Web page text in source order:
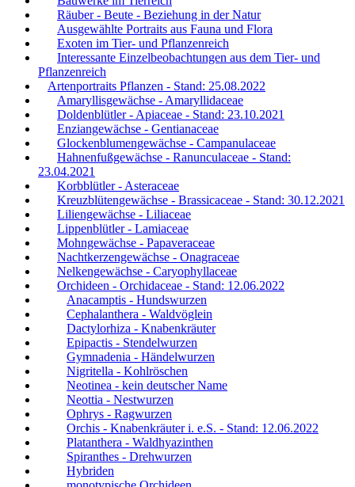
Räuber - Beute - Beziehung in der Natur
Ausgewählte Portraits aus Fauna und Flora
Exoten im Tier- und Pflanzenreich
Interessante Einzelbeobachtungen aus dem Tier- und
Pflanzenreich
Artenportraits Pflanzen - Stand: 25.08.2022
Amaryllisgewächse - Amaryllidaceae
Doldenblütler - Apiaceae - Stand: 23.10.2021
Enziangewächse - Gentianaceae
Glockenblumengewächse - Campanulaceae
Hahnenfußgewächse - Ranunculaceae - Stand:
23.04.2021
Korbblütler - Asteraceae
Kreuzblütengewächse - Brassicaceae - Stand: 30.12.2021
Liliengewächse - Liliaceae
Lippenblütler - Lamiaceae
Mohngewächse - Papaveraceae
Nachtkerzengewächse - Onagraceae
Nelkengewächse - Caryophyllaceae
Orchideen - Orchidaceae - Stand: 12.06.2022
Anacamptis - Hundswurzen
Cephalanthera - Waldvöglein
Dactylorhiza - Knabenkräuter
Epipactis - Stendelwurzen
Gymnadenia - Händelwurzen
Nigritella - Kohlröschen
Neotinea - kein deutscher Name
Neottia - Nestwurzen
Ophrys - Ragwurzen
Orchis - Knabenkräuter i. e.S. - Stand: 12.06.2022
Platanthera - Waldhyazinthen
Spiranthes - Drehwurzen
Hybriden